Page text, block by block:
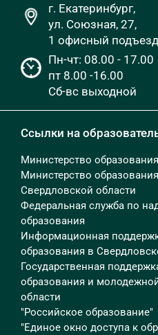
г. Екатеринбург,
ул. Союзная, 27,
1 офисный
Пн-чт: 08.00 - 17.00
пт 8.00 -16.00
Сб-вс выходной
Ссылки на
Министерство
Министерство
Свердловской области
Федеральная служба по
образования
Информационная
образования в
Государственная
образования и
области
"Российское образование"
"Единое окно доступа к